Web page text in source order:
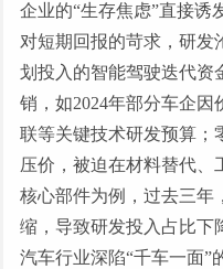
企业的“生存焦虑”直接诱
对短期回报的苛求，研发
划投入的智能驾驶迭代资
销，如2024年部分车企因
联等关键技术研发预算；
压价，被迫在材料替代、
核心部件为例，过去三年
缩，导致研发投入占比下
汽车行业深陷“千车一面”